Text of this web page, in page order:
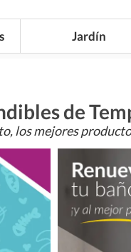
Jardín
de
los mejores